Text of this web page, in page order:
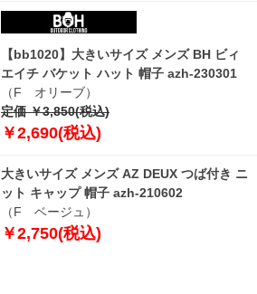
【bb1020】大きいサイズ メンズ BH ビィ
エイチ バケット ハット 帽子 azh-230301
（F オリーブ）
定価 ￥3,850(税込)
￥2,690(税込)
大きいサイズ メンズ AZ DEUX つば付き ニ
ット キャップ 帽子 azh-210602
（F ベージュ）
￥2,750(税込)